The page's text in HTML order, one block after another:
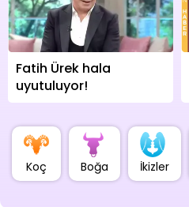
Fatih Ürek hala
uyutuluyor!
Koç Boğa İkizler